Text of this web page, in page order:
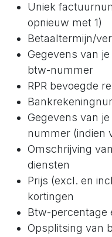
Uniek
opnieuw met 1)
Betaaltermijn/
Gegevens van
btw-nummer
RPR bevoegde
Gegevens van
nummer (indien
Omschrijving
diensten
Prijs (excl. en
kortingen
Btw-percentage
Opsplitsing van